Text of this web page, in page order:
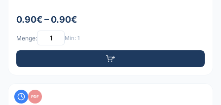
0.90€ – 0.90€
Menge: Min: 1
PDF